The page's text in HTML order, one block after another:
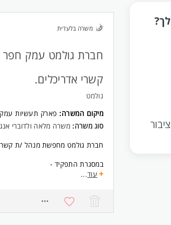
משרה בלעדית
חברת גולמט עמק
קשרי אדריכלים.
גולמט
מיקום המשרה: פארק תעשיות
סוג משרה: משרה מלאה ולדוברי
חברת גולמט מחפשת מנהל /ת קשרי
במסגרת התפקיד -
ניהול המחלקה והקשר השוטף עם
תפקיד דינמי שמשלב שטח
עוד...